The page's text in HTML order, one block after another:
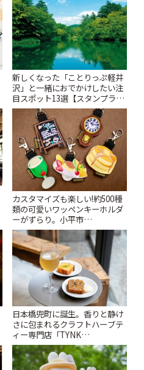
新しくなった「ことりっぷ軽井
沢」と一緒におでかけしたい注
目スポット13選【スタンプラリ
ー開催中】 | ことりっぷ
カスタマイズも楽しい!約500種
類の可愛いワッペンキーホルダ
ーがずらり。小平市
「Kimamaya T&K」 | ことりっ
ぷ
日本橋兜町に誕生。香りと静け
さに包まれるクラフトハーブテ
ィー専門店「TYNK
Kabutocho」 | ことりっぷ